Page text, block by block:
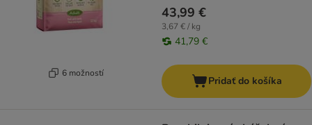
6 možností
43,99 €
3,67 € / kg
41,79 €
Pridať do košíka